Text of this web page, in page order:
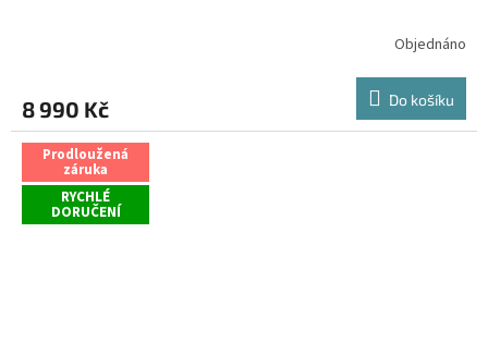
R
M
A
Objednáno
8 990 Kč Do košíku
Prodloužená
záruka
RYCHLÉ
DORUČENÍ